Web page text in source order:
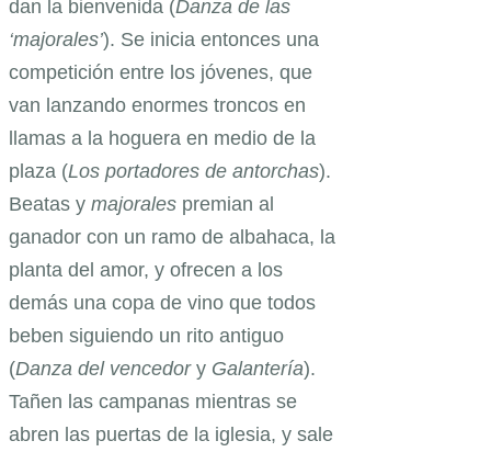
dan la bienvenida (Danza de las
‘majorales’). Se inicia entonces una
competición entre los jóvenes, que
van lanzando enormes troncos en
llamas a la hoguera en medio de la
plaza (Los portadores de antorchas).
Beatas y majorales premian al
ganador con un ramo de albahaca, la
planta del amor, y ofrecen a los
demás una copa de vino que todos
beben siguiendo un rito antiguo
(Danza del vencedory Galantería).
Tañen las campanas mientras se
abren las puertas de la iglesia, y sale